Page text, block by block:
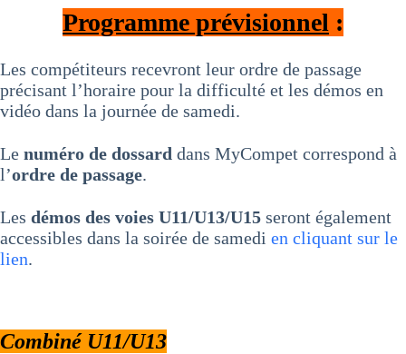
Programme prévisionnel :
Les compétiteurs recevront leur ordre de passage
précisant l’horaire pour la difficulté et les démos en
vidéo dans la journée de samedi.
Le numéro de dossard dans MyCompet correspond à
l’ordre de passage.
Les démos des voies U11/U13/U15 seront également
accessibles dans la soirée de samedi en cliquant sur le
lien.
Combiné U11/U13